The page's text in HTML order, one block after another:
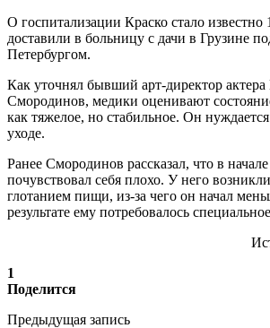
О госпитализации Краско стало известно
доставили в больницу с дачи в Грузине
Петербургом.
Как уточнял бывший арт-директор актера
Смородинов, медики оценивают
как тяжелое, но стабильное. Он
уходе.
Ранее Смородинов рассказал, что в
почувствовал себя плохо. У него
глотанием пищи, из-за чего он начал
результате ему потребовалось
1
Поделится
Предыдущая запись